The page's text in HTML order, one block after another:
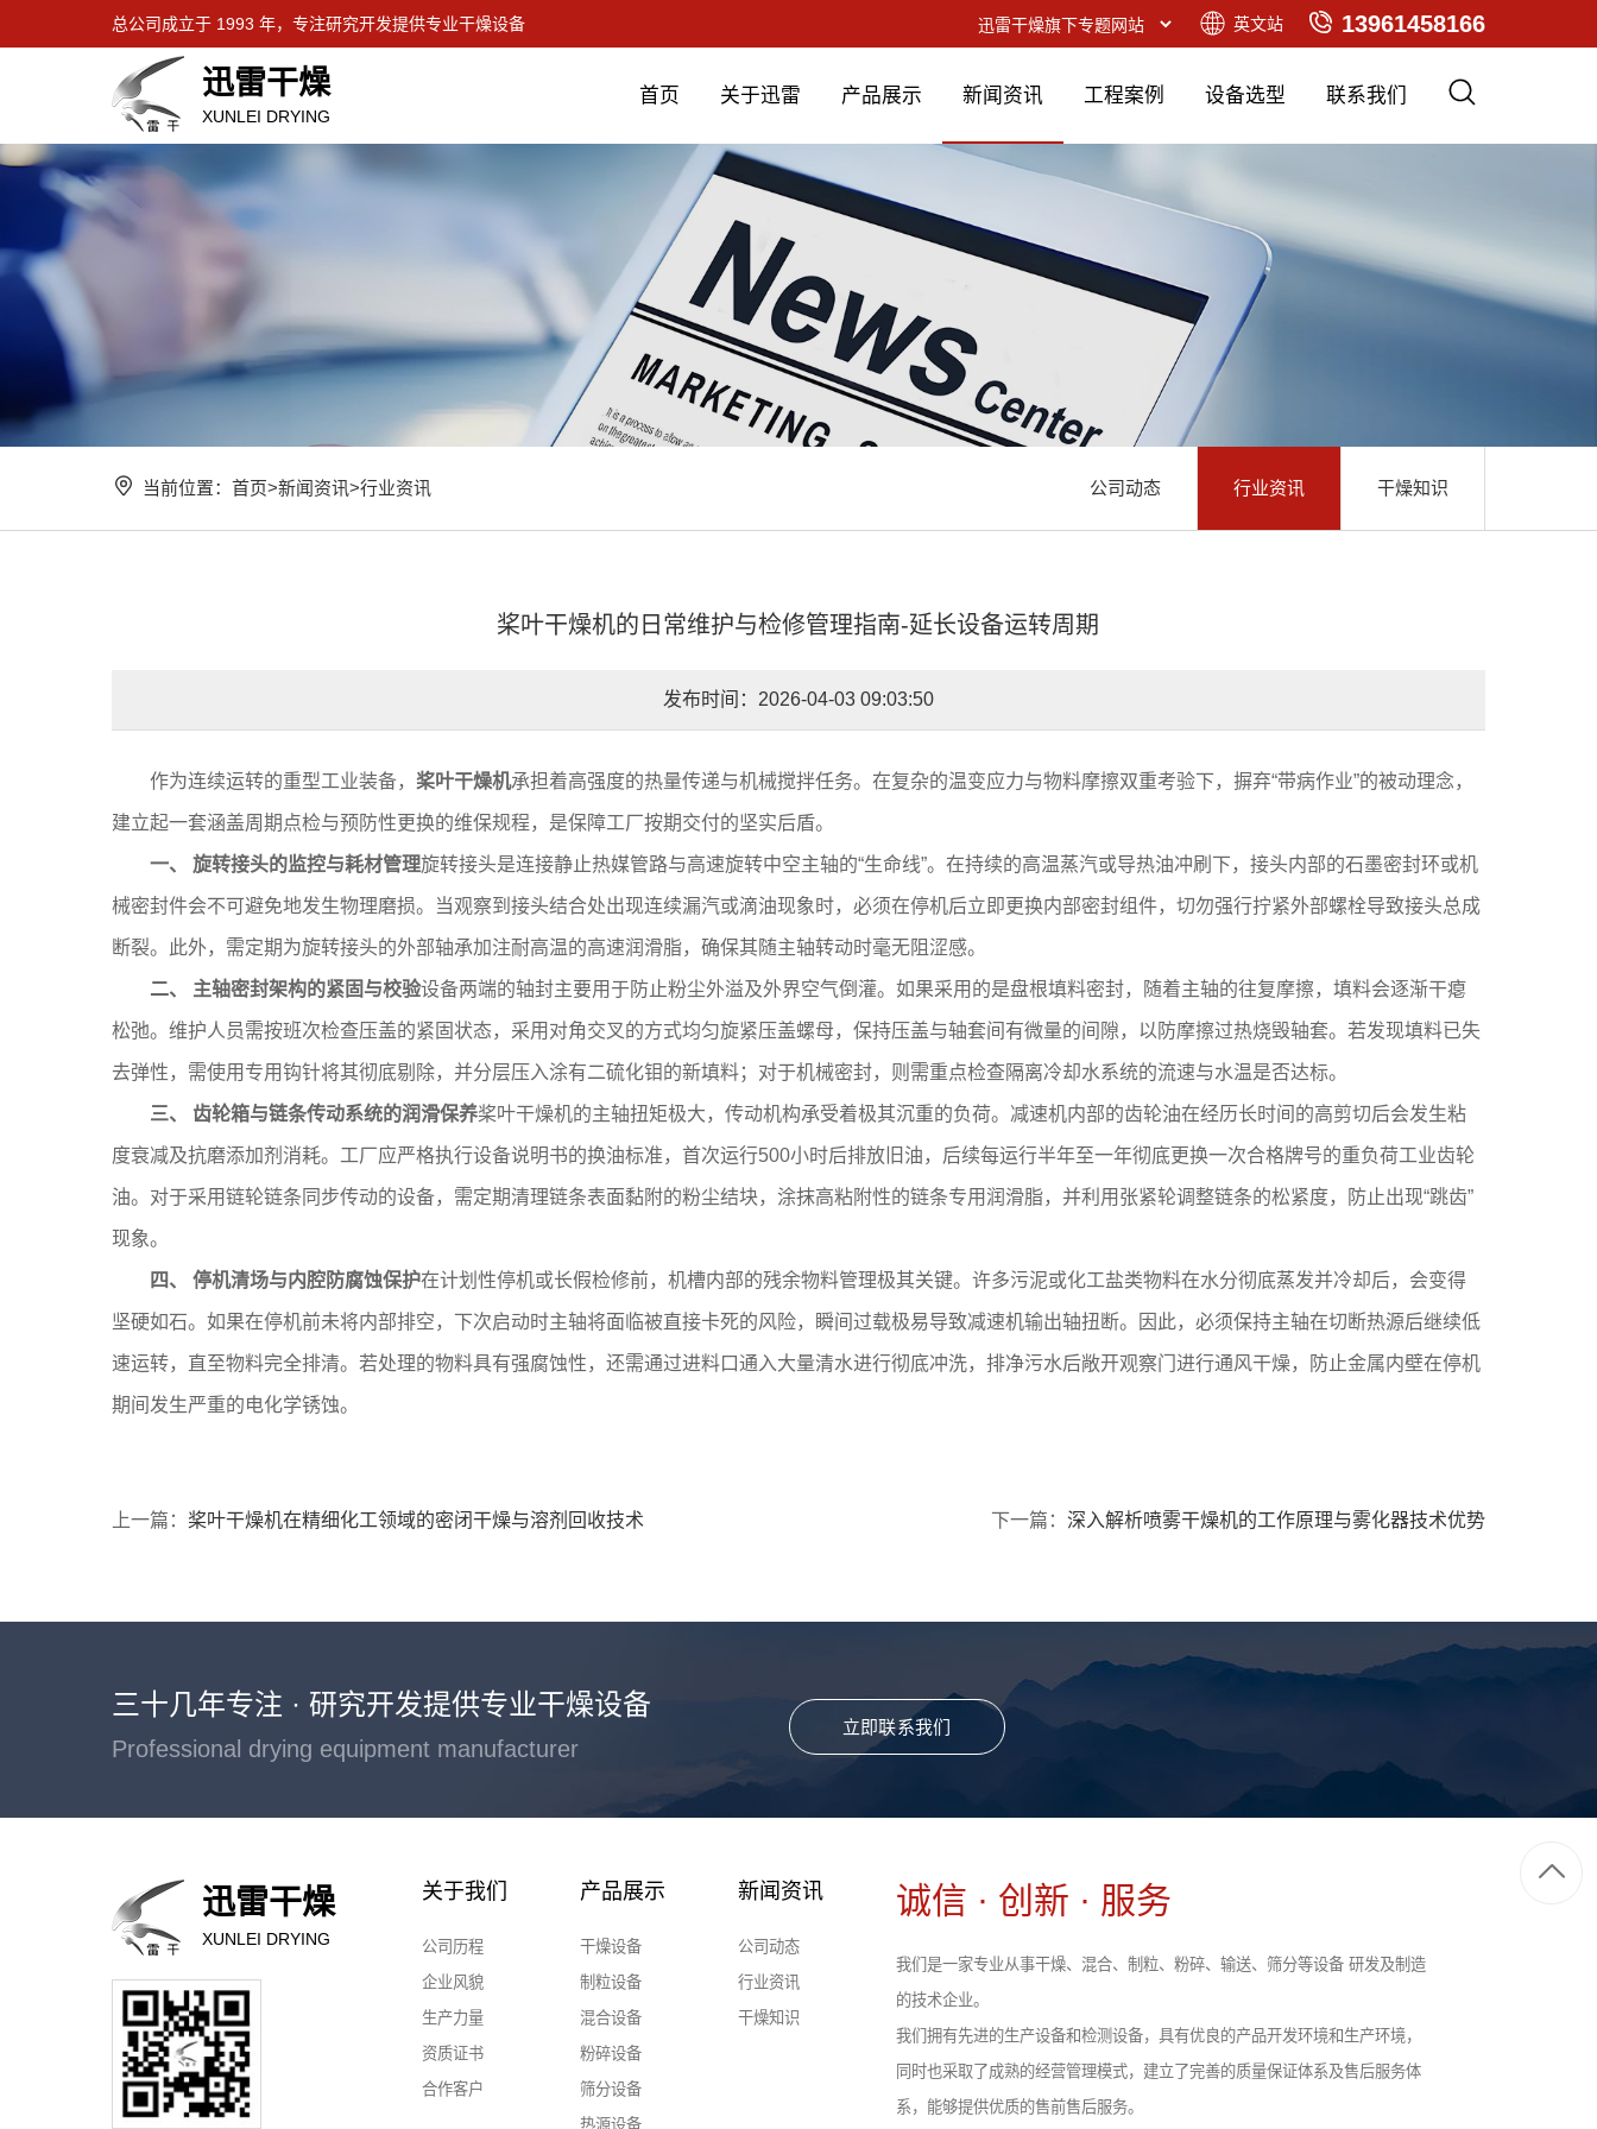
总公司成立于 1993 年，专注研究开发提供专业干燥设备 13961458166
英文站
迅雷干燥
XUNLEI DRYING
首页 关于迅雷 产品展示 新闻资讯 工程案例 设备选型 联系我们
当前位置：首页>新闻资讯>行业资讯 公司动态 行业资讯 干燥知识
桨叶干燥机的日常维护与检修管理指南-延长设备运转周期
发布时间：2026-04-03 09:03:50
作为连续运转的重型工业装备，桨叶干燥机承担着高强度的热量传递与机械搅拌任务。在复杂的温变应力与物料摩擦双重考验下，摒弃“带病作业”的被动理念，
建立起一套涵盖周期点检与预防性更换的维保规程，是保障工厂按期交付的坚实后盾。
一、 旋转接头的监控与耗材管理旋转接头是连接静止热媒管路与高速旋转中空主轴的“生命线”。在持续的高温蒸汽或导热油冲刷下，接头内部的石墨密封环或机
械密封件会不可避免地发生物理磨损。当观察到接头结合处出现连续漏汽或滴油现象时，必须在停机后立即更换内部密封组件，切勿强行拧紧外部螺栓导致接头总成
断裂。此外，需定期为旋转接头的外部轴承加注耐高温的高速润滑脂，确保其随主轴转动时毫无阻涩感。
二、 主轴密封架构的紧固与校验设备两端的轴封主要用于防止粉尘外溢及外界空气倒灌。如果采用的是盘根填料密封，随着主轴的往复摩擦，填料会逐渐干瘪
松弛。维护人员需按班次检查压盖的紧固状态，采用对角交叉的方式均匀旋紧压盖螺母，保持压盖与轴套间有微量的间隙，以防摩擦过热烧毁轴套。若发现填料已失
去弹性，需使用专用钩针将其彻底剔除，并分层压入涂有二硫化钼的新填料；对于机械密封，则需重点检查隔离冷却水系统的流速与水温是否达标。
三、 齿轮箱与链条传动系统的润滑保养桨叶干燥机的主轴扭矩极大，传动机构承受着极其沉重的负荷。减速机内部的齿轮油在经历长时间的高剪切后会发生粘
度衰减及抗磨添加剂消耗。工厂应严格执行设备说明书的换油标准，首次运行500小时后排放旧油，后续每运行半年至一年彻底更换一次合格牌号的重负荷工业齿轮
油。对于采用链轮链条同步传动的设备，需定期清理链条表面黏附的粉尘结块，涂抹高粘附性的链条专用润滑脂，并利用张紧轮调整链条的松紧度，防止出现“跳齿”
现象。
四、 停机清场与内腔防腐蚀保护在计划性停机或长假检修前，机槽内部的残余物料管理极其关键。许多污泥或化工盐类物料在水分彻底蒸发并冷却后，会变得
坚硬如石。如果在停机前未将内部排空，下次启动时主轴将面临被直接卡死的风险，瞬间过载极易导致减速机输出轴扭断。因此，必须保持主轴在切断热源后继续低
速运转，直至物料完全排清。若处理的物料具有强腐蚀性，还需通过进料口通入大量清水进行彻底冲洗，排净污水后敞开观察门进行通风干燥，防止金属内壁在停机
期间发生严重的电化学锈蚀。
上一篇： 桨叶干燥机在精细化工领域的密闭干燥与溶剂回收技术 下一篇： 深入解析喷雾干燥机的工作原理与雾化器技术优势
三十几年专注 · 研究开发提供专业干燥设备
Professional drying equipment manufacturer
立即联系我们
迅雷干燥
XUNLEI DRYING
关于我们
公司历程
企业风貌
生产力量
资质证书
合作客户
产品展示
干燥设备
制粒设备
混合设备
粉碎设备
筛分设备
热源设备
新闻资讯
公司动态
行业资讯
干燥知识
诚信 · 创新 · 服务
我们是一家专业从事干燥、混合、制粒、粉碎、输送、筛分等设备 研发及制造
的技术企业。
我们拥有先进的生产设备和检测设备，具有优良的产品开发环境和生产环境，
同时也采取了成熟的经营管理模式，建立了完善的质量保证体系及售后服务体
系，能够提供优质的售前售后服务。